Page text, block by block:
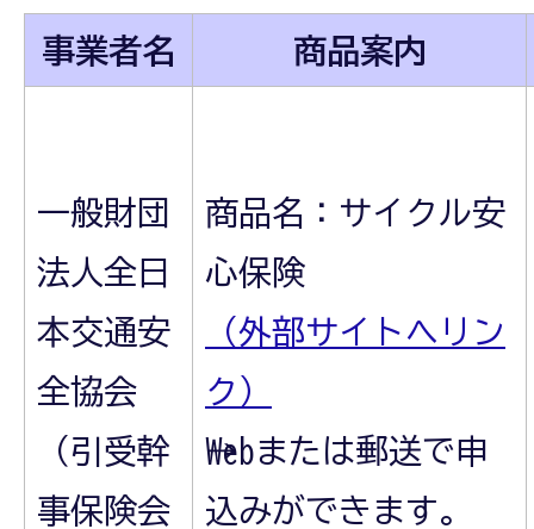
事業者名 商品案内
一般財団
法人全日
本交通安
全協会
（引受幹
事保険会
商品名：サイクル安
心保険
（外部サイトへリン
ク）
→Webまたは郵送で申
込みができます。